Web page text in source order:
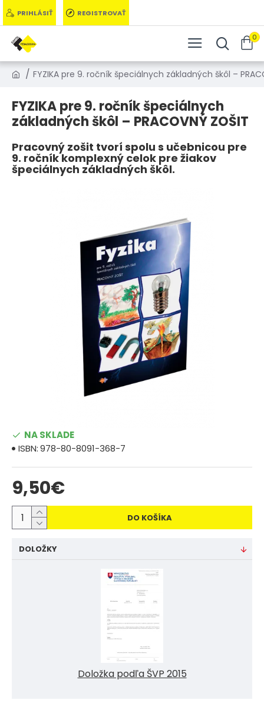
PRIHLÁSIŤ REGISTROVAŤ
0
FYZIKA pre 9. ročník špeciálnych základných škôl –
FYZIKA pre 9. ročník špeciálnych
základných škôl – PRACOVNÝ ZOŠIT
Pracovný zošit tvorí spolu s učebnicou pre
9. ročník komplexný celok pre žiakov
špeciálnych základných škôl.
9,50€
NA SKLADE
ISBN:978-80-8091-368-7
DO KOŠÍKA
DOLOŽKY
Doložka podľa ŠVP 2015